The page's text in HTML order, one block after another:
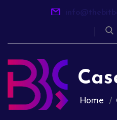
Home